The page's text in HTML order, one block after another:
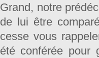
Grand, notre
de lui être
cesse vous
été conférée pour